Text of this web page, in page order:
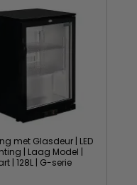
met Glasdeur | LED
| Laag Model |
| 128L | G-serie